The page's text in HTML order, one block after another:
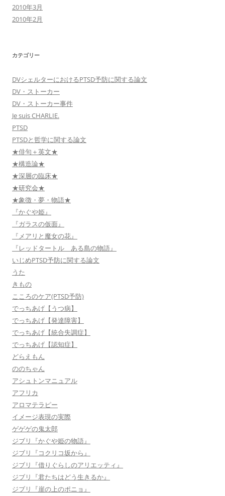
2010年3月
2010年2月
カテゴリー
DVシェルターにおけるPTSD予防に関する論文
DV・ストーカー
DV・ストーカー事件
Je suis CHARLIE.
PTSD
PTSDと哲学に関する論文
★俳句＋英文★
★構造論★
★深層の臨床★
★研究会★
★象徴・夢・物語★
『かぐや姫』
『ガラスの仮面』
『メアリと魔女の花』
『レッドタートル ある島の物語』
いじめPTSD予防に関する論文
うた
きもの
こころのケア(PTSD予防)
でっちあげ【うつ病】
でっちあげ【発達障害】
でっちあげ【統合失調症】
でっちあげ【認知症】
どらえもん
ののちゃん
アシュトンマニュアル
アフリカ
アロマテラピー
イメージ表現の実際
ゲゲゲの鬼太郎
ジブリ『かぐや姫の物語』
ジブリ『コクリコ坂から』
ジブリ『借りぐらしのアリエッティ』
ジブリ『君たちはどう生きるか』
ジブリ『崖の上のポニョ』